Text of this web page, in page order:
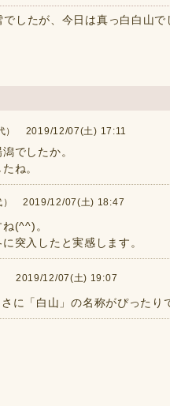
したが、今日は真っ白白山で
） 2019/12/07(土) 17:11
でしたか。
ね。
） 2019/12/07(土) 18:47
(^^)。
突入したと実感します。
） 2019/12/07(土) 19:07
に「白山」の名称がぴったり